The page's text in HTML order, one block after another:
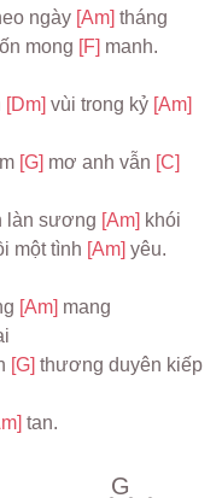
ngày [Am] tháng
mong [F] manh.
[Dm] vùi trong kỷ
[G] mơ anh vẫn
làn sương [Am] khói
một tình [Am] yêu.
[Am] mang
[G] thương duyên kiếp
tan.
G